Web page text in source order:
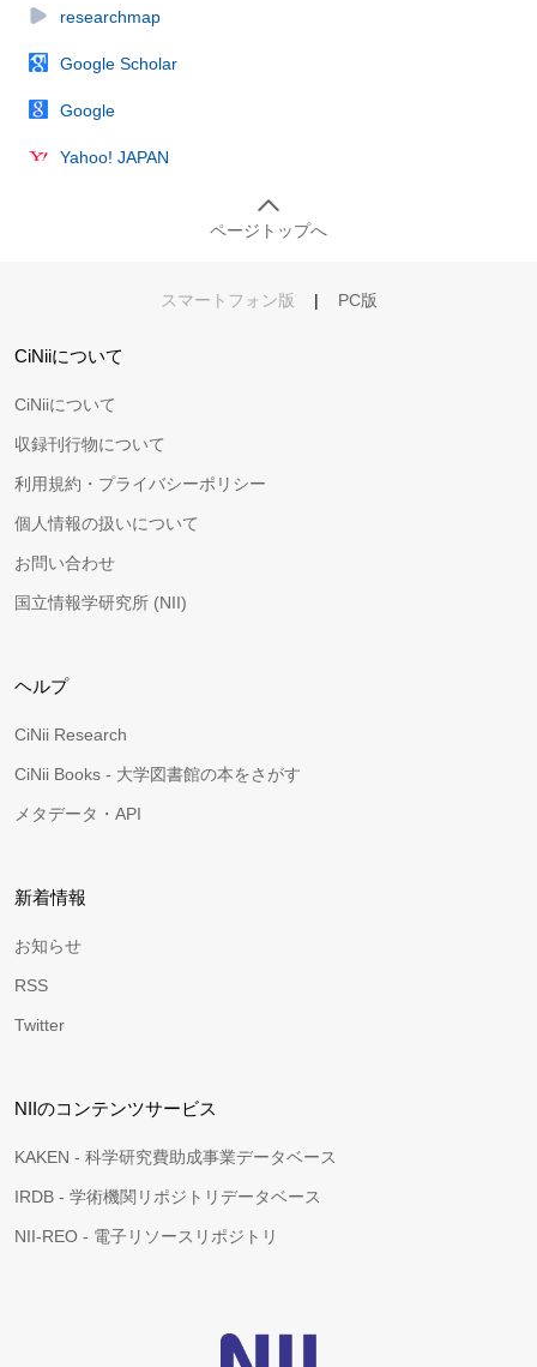
researchmap
Google Scholar
Google
Yahoo! JAPAN
ページトップへ
スマートフォン版 | PC版
CiNiiについて
CiNiiについて
収録刊行物について
利用規約・プライバシーポリシー
個人情報の扱いについて
お問い合わせ
国立情報学研究所 (NII)
ヘルプ
CiNii Research
CiNii Books - 大学図書館の本をさがす
メタデータ・API
新着情報
お知らせ
RSS
Twitter
NIIのコンテンツサービス
KAKEN - 科学研究費助成事業データベース
IRDB - 学術機関リポジトリデータベース
NII-REO - 電子リソースリポジトリ